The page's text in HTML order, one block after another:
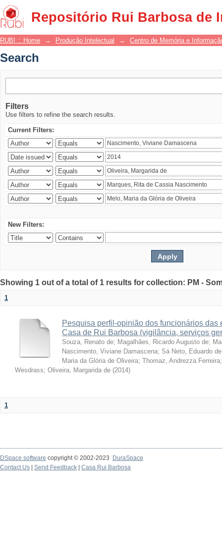
Repositório Rui Barbosa de
Search
RUBI :: Home → Produção Intelectual → Centro de Memória e
Search
Filters
Use filters to refine the search results.
Current Filters:
New Filters:
Showing 1 out of a total of 1 results for collection: PM -
1
Pesquisa perfil-opinião dos funcionários das
Casa de Rui Barbosa (vigilância, serviços
Souza, Renato de; Magalhães, Ricardo Augusto de;
Nascimento, Viviane Damascena; Sá Neto, Eduardo de
Maria da Glória de Oliveira; Thomaz, Andrezza Ferreira
Wesdrass; Oliveira, Margarida de (2014)
1
DSpace software copyright © 2002-2023
DuraSpace
Contact Us
Send Feedback Casa Rui Barbosa